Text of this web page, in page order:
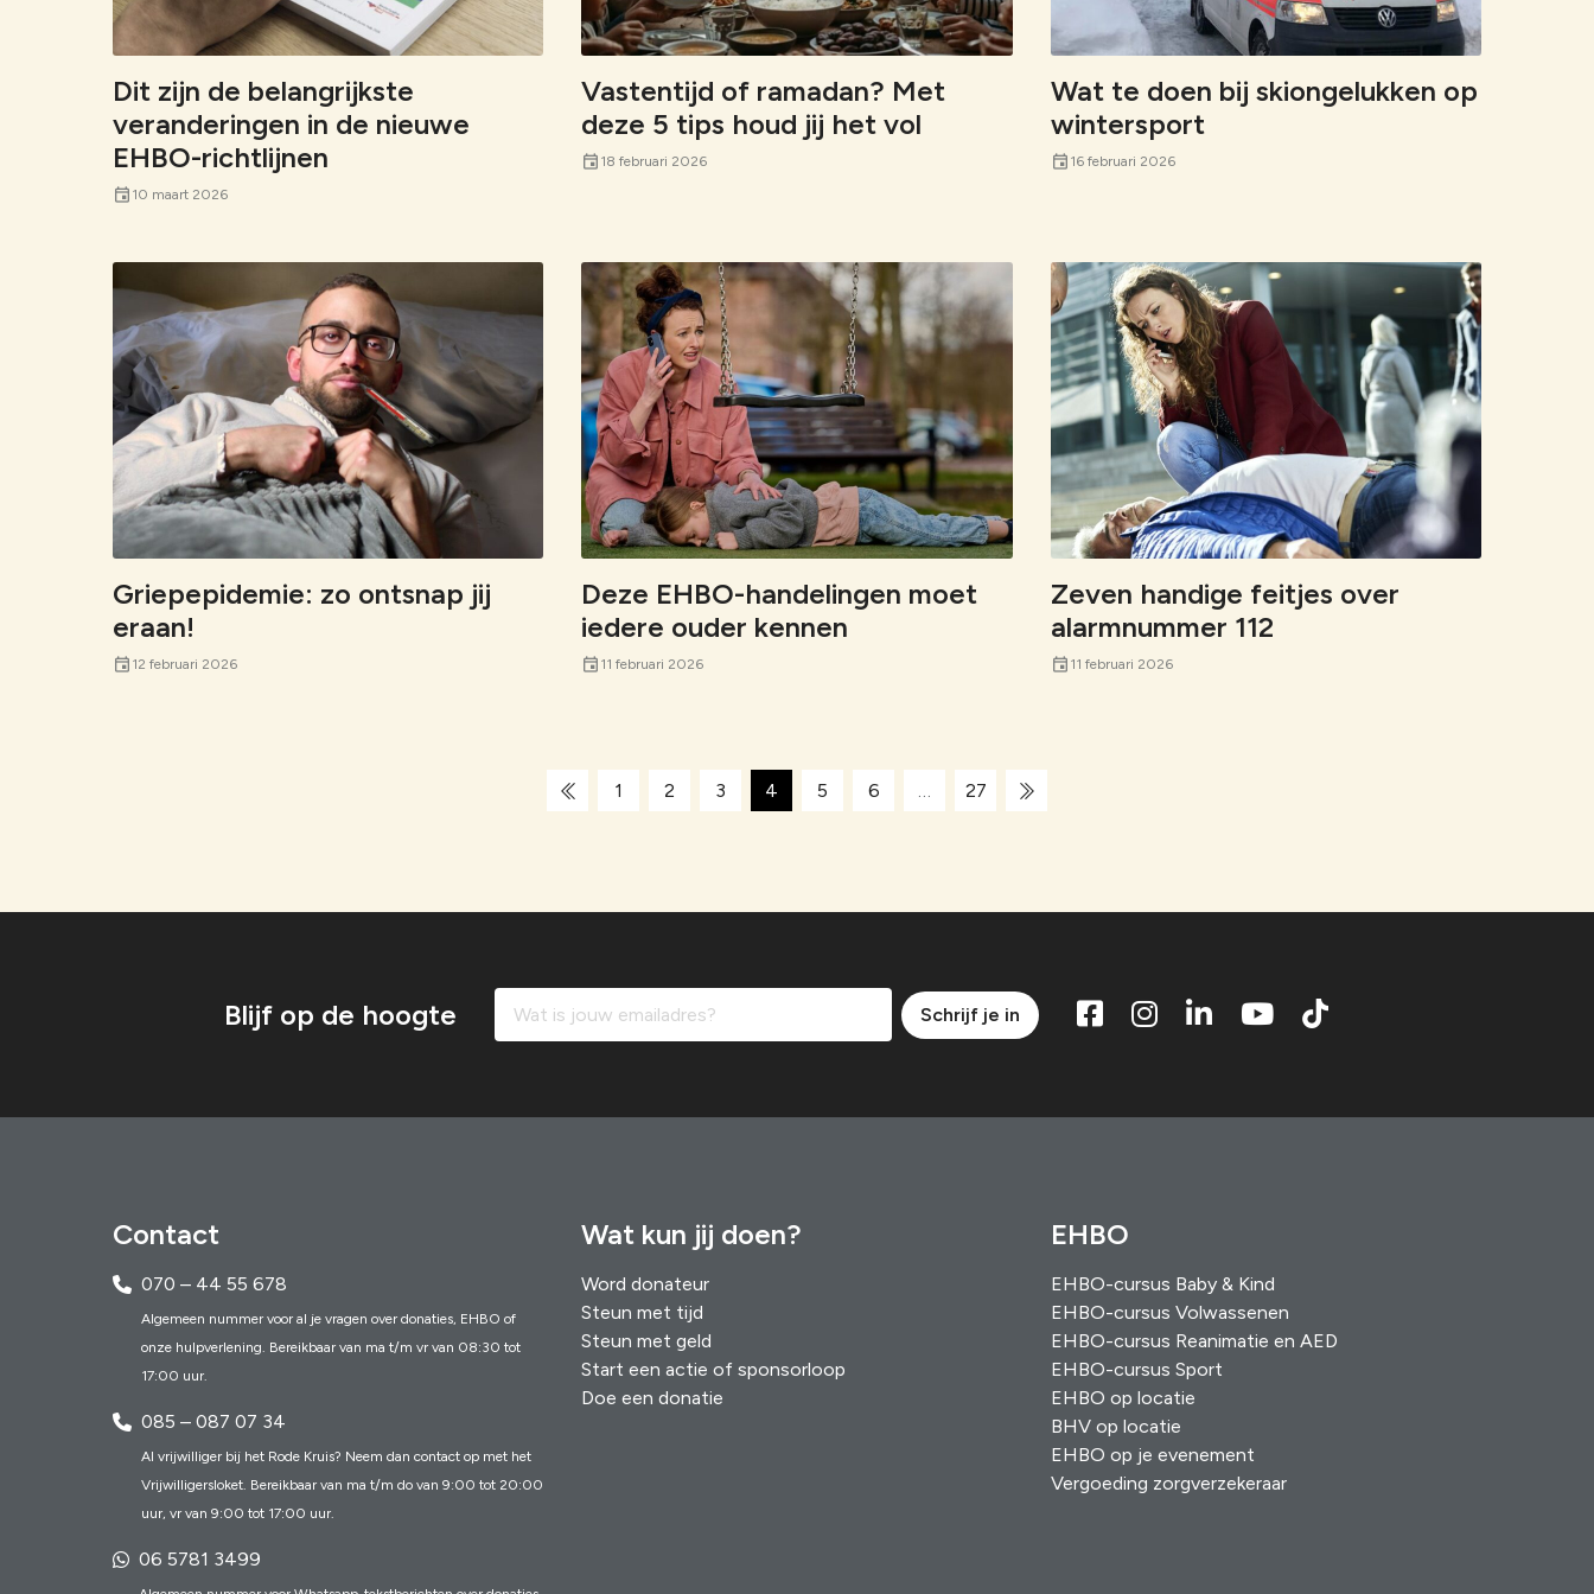
Bekijk alles
Bekijk alles
Voorbereiding op rampen
Dit zijn de belangrijkste
veranderingen in de nieuwe
EHBO-richtlijnen
event 10 maart 2026
Vastentijd of ramadan? Met
deze 5 tips houd jij het vol
event 18 februari 2026
Wat te doen bij skiongelukken op
wintersport
event 16 februari 2026
Griepepidemie: zo ontsnap jij
eraan!
event 12 februari 2026
Deze EHBO-handelingen moet
iedere ouder kennen
event 11 februari 2026
Zeven handige feitjes over
alarmnummer 112
event 11 februari 2026
r
i
t
e
1 2 3 4 5 6 27
Blijf op de hoogte Schrijf je in
Contact
070 – 44 55 678
Algemeen nummer voor al je vragen over donaties, EHBO of
onze hulpverlening. Bereikbaar van ma t/m vr van 08:30 tot
17:00 uur.
085 – 087 07 34
Al vrijwilliger bij het Rode Kruis? Neem dan contact op met het
Vrijwilligersloket. Bereikbaar van ma t/m do van 9:00 tot 20:00
uur, vr van 9:00 tot 17:00 uur.
06 5781 3499
Wat kun jij doen?
Word donateur
Steun met tijd
Steun met geld
Start een actie of sponsorloop
Doe een donatie
EHBO
EHBO-cursus Baby & Kind
EHBO-cursus Volwassenen
EHBO-cursus Reanimatie en AED
EHBO-cursus Sport
EHBO op locatie
BHV op locatie
EHBO op je evenement
Vergoeding zorgverzekeraar